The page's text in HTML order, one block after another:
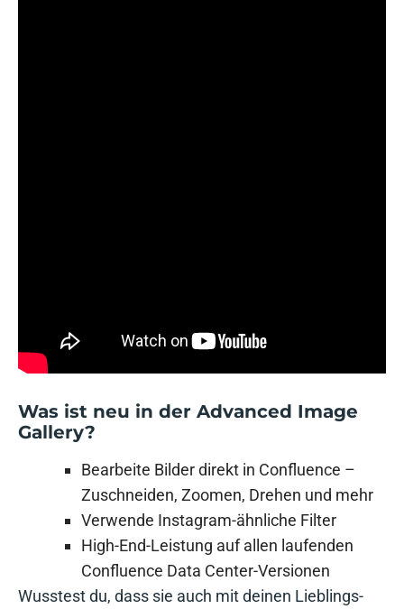
Was ist neu in der Advanced Image
Gallery?
Bearbeite Bilder direkt in Confluence –
Zuschneiden, Zoomen, Drehen und mehr
Verwende Instagram-ähnliche Filter
High-End-Leistung auf allen laufenden
Confluence Data Center-Versionen
Wusstest du, dass sie auch mit deinen Lieblings-